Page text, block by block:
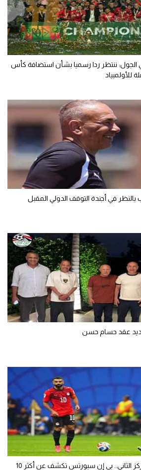
الجول: ننتظر ردا رسميا بشأن استضافة كأس
في أجندة التوقف الدولي المقبل
عقد حسام حسن
مصر ضد الأرجنتين في المركز الثاني.. بي إن سبورتس تكشف عن أكثر 10